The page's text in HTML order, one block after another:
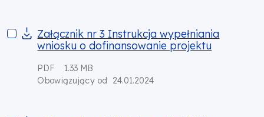
Załącznik nr 3 Instrukcja wypełniania wniosku o
Załącznik nr 3 Instrukcja wypełniania
wniosku o dofinansowanie projektu
PDF
1.33 MB
Obowiązujący od
24.01.2024